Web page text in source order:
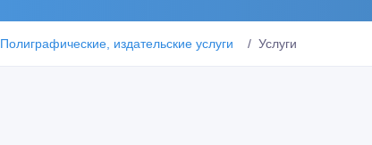
Полиграфические, издательские услуги Услуги